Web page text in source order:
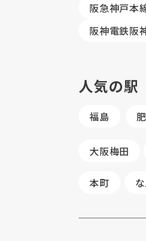
阪急神戸本
阪神電鉄阪
人気の駅
福島
大阪梅田
本町